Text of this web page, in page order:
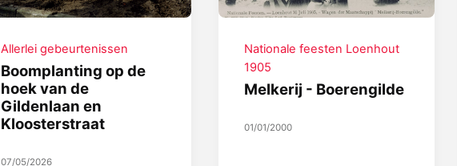
Allerlei gebeurtenissen
Boomplanting op de
hoek van de
Gildenlaan en
Kloosterstraat
07/05/2026
Nationale feesten Loenhout
1905
Melkerij - Boerengilde
01/01/2000